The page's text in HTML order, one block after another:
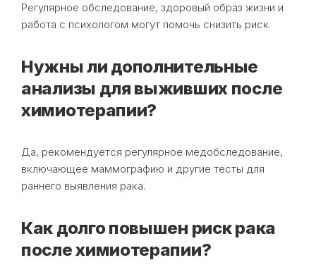
Регулярное обследование, здоровый образ жизни и
работа с психологом могут помочь снизить риск.
Нужны ли дополнительные
анализы для выживших после
химиотерапии?
Да, рекомендуется регулярное медобследование,
включающее маммографию и другие тесты для
раннего выявления рака.
Как долго повышен риск рака
после химиотерапии?